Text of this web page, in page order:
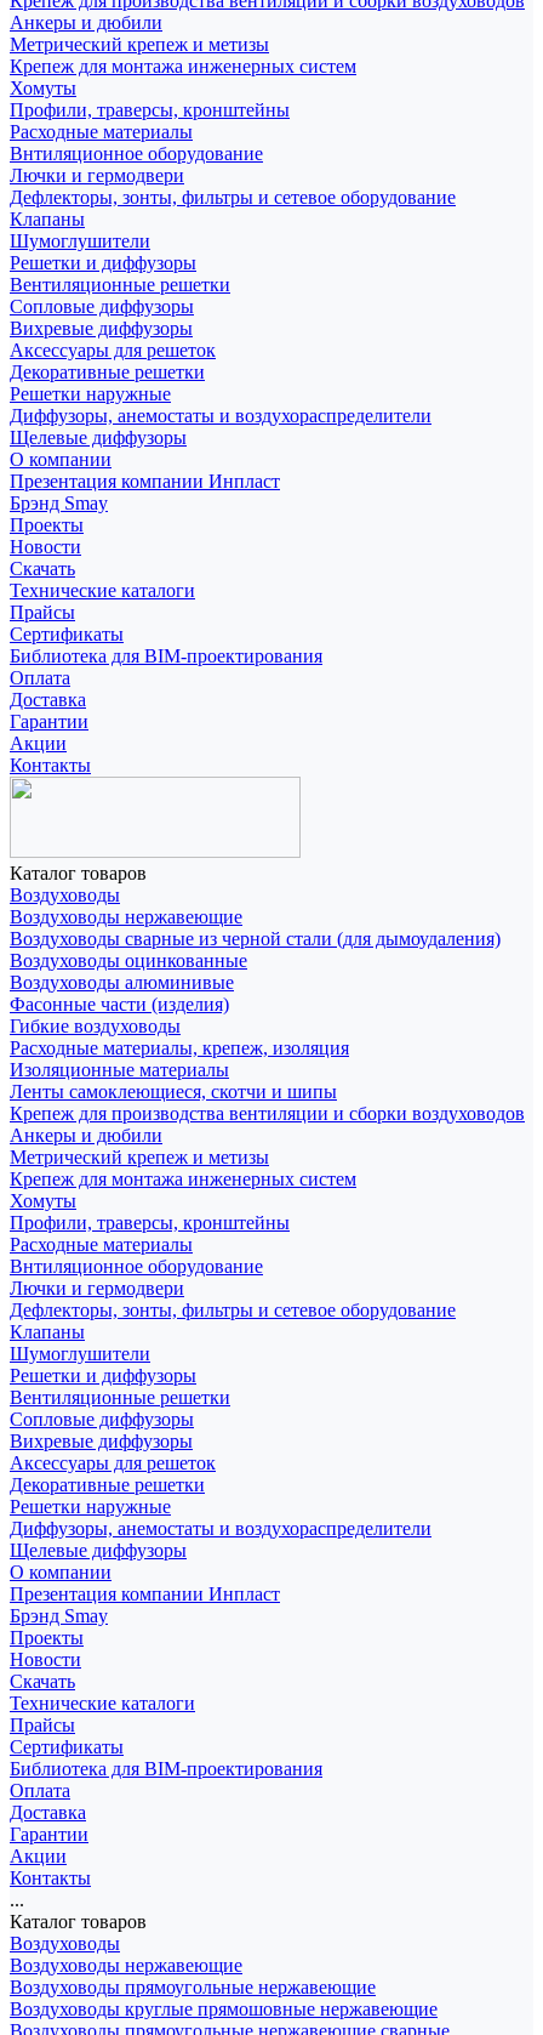
Анкеры и дюбили
Метрический крепеж и метизы
Крепеж для монтажа инженерных систем
Хомуты
Профили, траверсы, кронштейны
Расходные материалы
Внтиляционное оборудование
Лючки и гермодвери
Дефлекторы, зонты, фильтры и сетевое оборудование
Клапаны
Шумоглушители
Решетки и диффузоры
Вентиляционные решетки
Сопловые диффузоры
Вихревые диффузоры
Аксессуары для решеток
Декоративные решетки
Решетки наружные
Диффузоры, анемостаты и воздухораспределители
Щелевые диффузоры
О компании
Презентация компании Инпласт
Брэнд Smay
Проекты
Новости
Скачать
Технические каталоги
Прайсы
Сертификаты
Библиотека для BIM-проектирования
Оплата
Доставка
Гарантии
Акции
Контакты
Каталог товаров
Воздуховоды
Воздуховоды нержавеющие
Воздуховоды сварные из черной стали (для дымоудаления)
Воздуховоды оцинкованные
Воздуховоды алюминивые
Фасонные части (изделия)
Гибкие воздуховоды
Расходные материалы, крепеж, изоляция
Изоляционные материалы
Ленты самоклеющиеся, скотчи и шипы
Крепеж для производства вентиляции и сборки воздуховодов
Анкеры и дюбили
Метрический крепеж и метизы
Крепеж для монтажа инженерных систем
Хомуты
Профили, траверсы, кронштейны
Расходные материалы
Внтиляционное оборудование
Лючки и гермодвери
Дефлекторы, зонты, фильтры и сетевое оборудование
Клапаны
Шумоглушители
Решетки и диффузоры
Вентиляционные решетки
Сопловые диффузоры
Вихревые диффузоры
Аксессуары для решеток
Декоративные решетки
Решетки наружные
Диффузоры, анемостаты и воздухораспределители
Щелевые диффузоры
О компании
Презентация компании Инпласт
Брэнд Smay
Проекты
Новости
Скачать
Технические каталоги
Прайсы
Сертификаты
Библиотека для BIM-проектирования
Оплата
Доставка
Гарантии
Акции
Контакты
...
Каталог товаров
Воздуховоды
Воздуховоды нержавеющие
Воздуховоды прямоугольные нержавеющие
Воздуховоды круглые прямошовные нержавеющие
Воздуховоды прямоугольные нержавеющие сварные